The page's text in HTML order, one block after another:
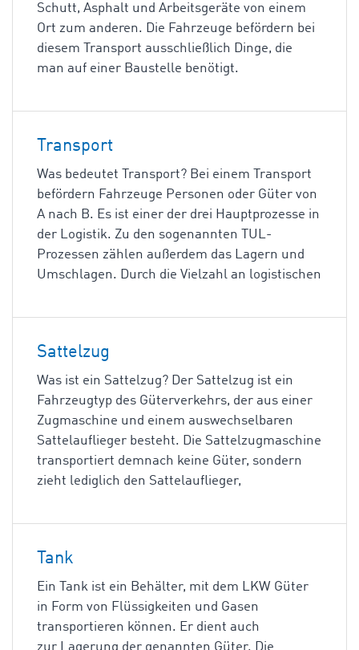
Schutt, Asphalt und Arbeitsgeräte von einem
Ort zum anderen. Die Fahrzeuge befördern bei
diesem Transport ausschließlich Dinge, die
man auf einer Baustelle benötigt.
Transport
Was bedeutet Transport? Bei einem Transport
befördern Fahrzeuge Personen oder Güter von
A nach B. Es ist einer der drei Hauptprozesse in
der Logistik. Zu den sogenannten TUL-
Prozessen zählen außerdem das Lagern und
Umschlagen. Durch die Vielzahl an logistischen
Sattelzug
Was ist ein Sattelzug? Der Sattelzug ist ein
Fahrzeugtyp des Güterverkehrs, der aus einer
Zugmaschine und einem auswechselbaren
Sattelauflieger besteht. Die Sattelzugmaschine
transportiert demnach keine Güter, sondern
zieht lediglich den Sattelauflieger,
Tank
Ein Tank ist ein Behälter, mit dem LKW Güter
in Form von Flüssigkeiten und Gasen
transportieren können. Er dient auch
zur Lagerung der genannten Güter. Die